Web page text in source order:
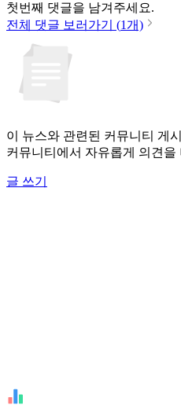
첫번째 댓글을 남겨주세요.
전체 댓글 보러가기 (1개)
이 뉴스와 관련된 커뮤니티 게
커뮤니티에서 자유롭게 의견을
글 쓰기